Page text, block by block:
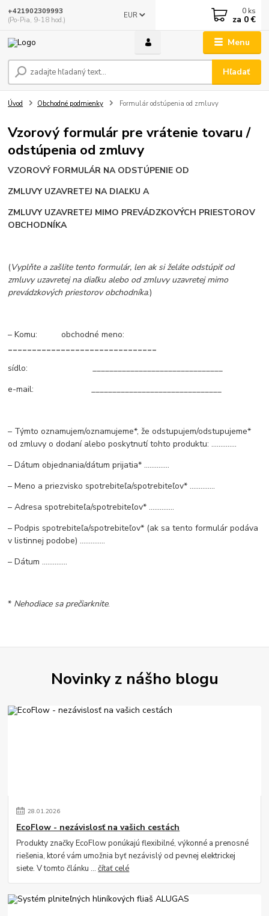
Menu
EUR
Hľadať
+421902309993
(Po-Pia, 9-18 hod.)
0 ks
za 0 €
Úvod Obchodné podmienky Formulár odstúpenia od zmluvy
Vzorový formulár pre vrátenie tovaru /
odstúpenia od zmluvy
VZOROVÝ FORMULÁR NA ODSTÚPENIE OD
ZMLUVY UZAVRETEJ NA DIAĽKU A
ZMLUVY UZAVRETEJ MIMO PREVÁDZKOVÝCH PRIESTOROV
OBCHODNÍKA
(Vyplňte a zašlite tento formulár, len ak si želáte odstúpiť od
zmluvy uzavretej na diaľku alebo od zmluvy uzavretej mimo
prevádzkových priestorov obchodníka.)
– Komu: obchodné meno:
_______________________________
sídlo: _______________________________
e-mail: _______________________________
– Týmto oznamujem/oznamujeme*, že odstupujem/odstupujeme*
od zmluvy o dodaní alebo poskytnutí tohto produktu: ..............
– Dátum objednania/dátum prijatia* ..............
– Meno a priezvisko spotrebiteľa/spotrebiteľov* ..............
– Adresa spotrebiteľa/spotrebiteľov* ..............
– Podpis spotrebiteľa/spotrebiteľov* (ak sa tento formulár podáva
v listinnej podobe) ..............
– Dátum ..............
* Nehodiace sa prečiarknite.
Novinky z nášho blogu
28.01.2026
EcoFlow - nezávislosť na vašich cestách
Produkty značky EcoFlow ponúkajú flexibilné, výkonné a prenosné
riešenia, ktoré vám umožnia byť nezávislý od pevnej elektrickej
siete. V tomto článku ...čítať celé